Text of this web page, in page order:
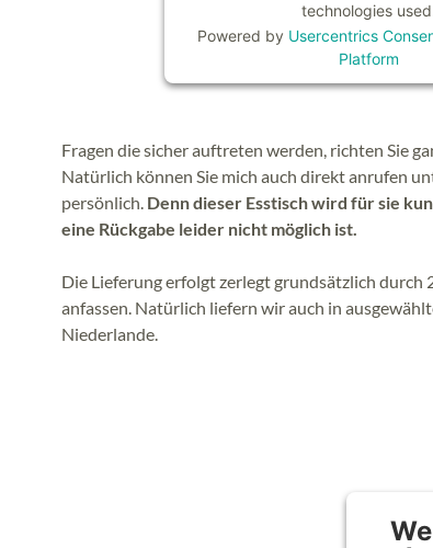
technologies
Powered by Usercentrics
Platform
Fragen die sicher auftreten werden, richten Sie
Natürlich können Sie mich auch direkt anrufen
persönlich. Denn dieser Esstisch wird für sie
eine Rückgabe leider nicht möglich ist.
Die Lieferung erfolgt zerlegt grundsätzlich
anfassen. Natürlich liefern wir auch in
Niederlande.